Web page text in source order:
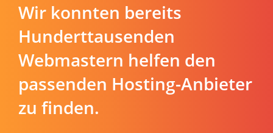
Wir konnten bereits
Hunderttausenden
Webmastern helfen den
passenden Hosting-Anbieter
zu finden.